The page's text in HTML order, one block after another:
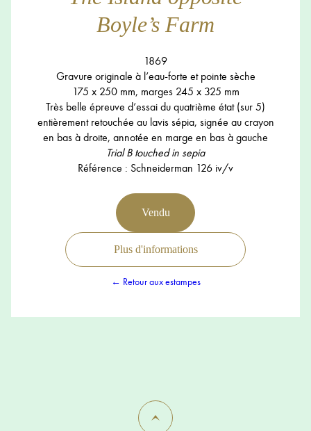
Boyle’s Farm
1869
Gravure originale à l’eau-forte et pointe sèche
175 x 250 mm, marges 245 x 325 mm
Très belle épreuve d’essai du quatrième état (sur 5)
entièrement retouchée au lavis sépia, signée au crayon
en bas à droite, annotée en marge en bas à gauche
Trial B touched in sepia
Référence : Schneiderman 126 iv/v
Vendu
Plus d'informations
← Retour aux estampes